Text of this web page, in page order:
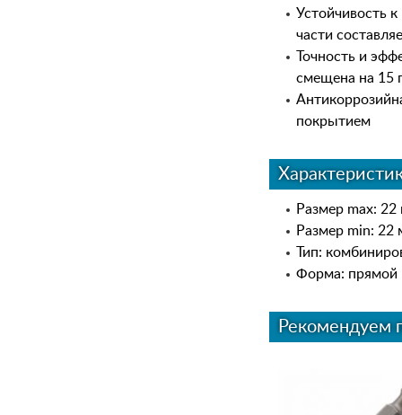
Устойчивость
части
Точность и
смещена на 15
покрытием
Размер max:
Размер min: 22
Тип:
Форма: прямой
Рекомендуем